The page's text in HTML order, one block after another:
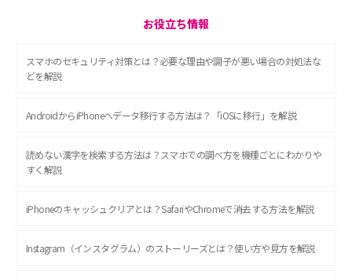
お役立ち情報
スマホのセキュリティ対策とは？必要な理由や調子が悪い場合の対処法な
どを解説
AndroidからiPhoneへデータ移行する方法は？「iOSに移行」を解説
読めない漢字を検索する方法は？スマホでの調べ方を機種ごとにわかりや
すく解説
iPhoneのキャッシュクリアとは？SafariやChromeで消去する方法を解説
Instagram（インスタグラム）のストーリーズとは？使い方や見方を解説